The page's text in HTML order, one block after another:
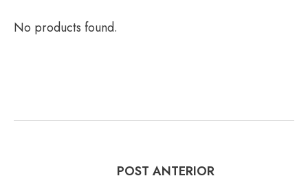
No products found.
POST ANTERIOR